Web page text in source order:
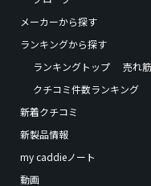
メーカーから探す
ランキングから探す
ランキングトップ
売れ
クチコミ件数ランキング
新着クチコミ
新製品情報
my caddieノート
動画